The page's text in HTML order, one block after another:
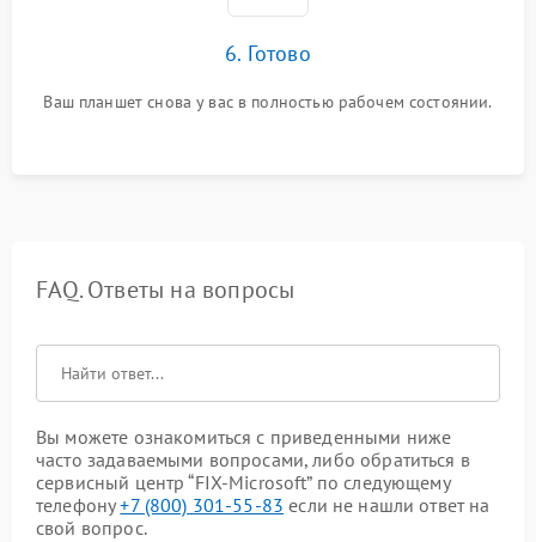
6. Готово
Ваш планшет снова у вас в полностью рабочем состоянии.
FAQ. Ответы на вопросы
Вы можете ознакомиться с приведенными ниже
часто задаваемыми вопросами, либо обратиться в
сервисный центр “FIX-Microsoft” по следующему
телефону+7 (800) 301-55-83 если не нашли ответ на
свой вопрос.